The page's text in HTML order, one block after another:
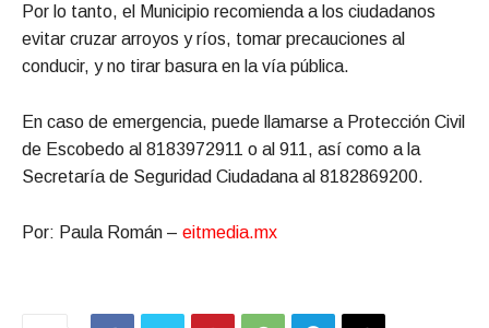
Por lo tanto, el Municipio recomienda a los ciudadanos
evitar cruzar arroyos y ríos, tomar precauciones al
conducir, y no tirar basura en la vía pública.
En caso de emergencia, puede llamarse a Protección Civil
de Escobedo al 8183972911 o al 911, así como a la
Secretaría de Seguridad Ciudadana al 8182869200.
Por: Paula Román – eitmedia.mx